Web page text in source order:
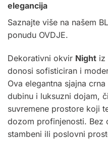
elegancija
Saznajte više na našem
ponudu OVDJE.
Dekorativni okvir Night iz
donosi sofisticiran i
Ova elegantna sjajna
dubinu i luksuzni dojam,
suvremene prostore koji
dozom profinjenosti. Bez
stambeni ili poslovni